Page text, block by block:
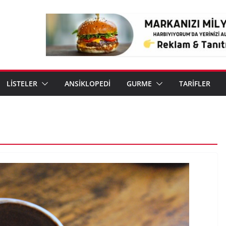
LİSTELER ANSİKLOPEDİ GURME TARİFLER